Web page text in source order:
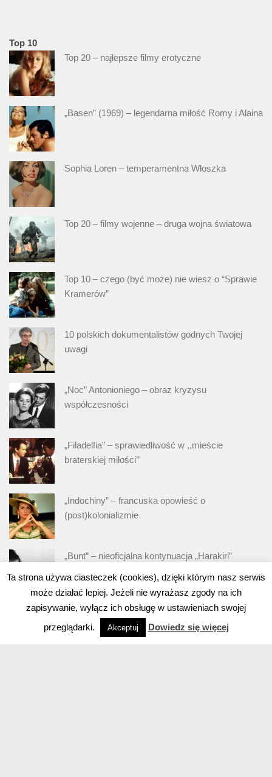
Top 10
Top 20 – najlepsze filmy erotyczne
„Basen” (1969) – legendarna miłość Romy i Alaina
Sophia Loren – temperamentna Włoszka
Top 20 – filmy wojenne – druga wojna światowa
Top 10 – czego (być może) nie wiesz o “Sprawie
Kramerów”
10 polskich dokumentalistów godnych Twojej
uwagi
„Noc” Antonioniego – obraz kryzysu
współczesności
„Filadelfia” – sprawiedliwość w ,,mieście
braterskiej miłości’’
„Indochiny” – francuska opowieść o
(post)kolonializmie
„Bunt” – nieoficjalna kontynuacja „Harakiri”
Ta strona używa ciasteczek (cookies), dzięki którym nasz serwis
może działać lepiej. Jeżeli nie wyrażasz zgody na ich
zapisywanie, wyłącz ich obsługę w ustawieniach swojej
przeglądarki.
Akceptuj Dowiedz się więcej